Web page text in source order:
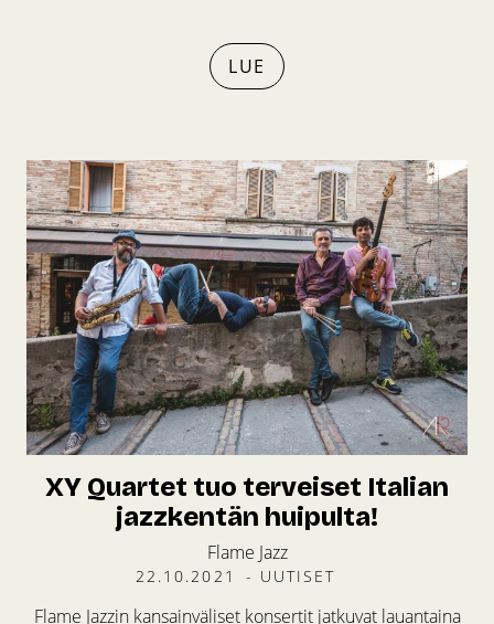
LUE
XY Quartet tuo terveiset Italian
jazzkentän huipulta!
Flame Jazz
22.10.2021 - UUTISET
Flame Jazzin kansainväliset konsertit jatkuvat lauantaina